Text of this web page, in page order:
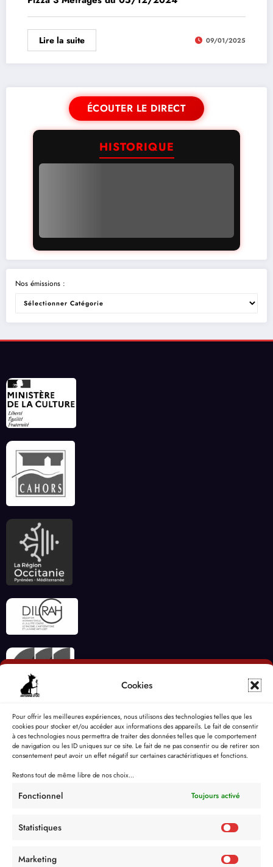
Cookies
Pour offrir les meilleures expériences, nous utilisons des technologies telles que les
cookies pour stocker et/ou accéder aux informations des appareils. Le fait de consentir
à ces technologies nous permettra de traiter des données telles que le comportement
de navigation ou les ID uniques sur ce site. Le fait de ne pas consentir ou de retirer son
consentement peut avoir un effet négatif sur certaines caractéristiques et fonctions.
Restons tout de même libre de nos choix...
Fonctionnel Toujours activé
Statistiques
Marketing
Lire la suite 09/01/2025
ÉCOUTER LE DIRECT
HISTORIQUE
Nos émissions :